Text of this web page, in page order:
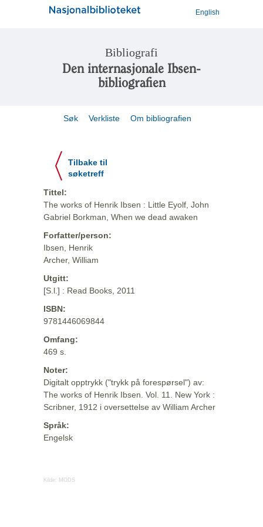
English
Bibliografi
Den internasjonale Ibsen-
bibliografien
Søk Verkliste Om bibliografien
Tilbake til
søketreff
Tittel:
The works of Henrik Ibsen : Little Eyolf, John
Gabriel Borkman, When we dead awaken
Forfatter/person:
Ibsen, Henrik
Archer, William
Utgitt:
[S.l.] : Read Books, 2011
ISBN:
9781446069844
Omfang:
469 s.
Noter:
Digitalt opptrykk ("trykk på forespørsel") av:
The works of Henrik Ibsen. Vol. 11. New York :
Scribner, 1912 i oversettelse av William Archer
Språk:
Engelsk
Kilde: MODS